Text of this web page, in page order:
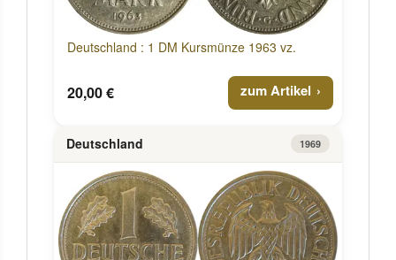
Deutschland : 1 DM Kursmünze 1963 vz.
20,00 € zum Artikel
Deutschland 1969